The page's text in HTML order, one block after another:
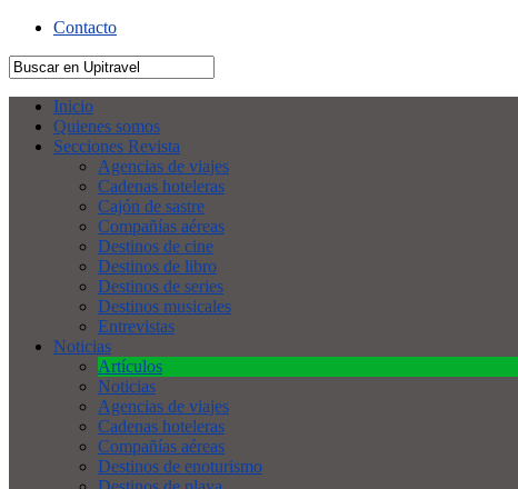
Contacto
Inicio
Quienes somos
Secciones Revista
Agencias de viajes
Cadenas hoteleras
Cajón de sastre
Compañías aéreas
Destinos de cine
Destinos de libro
Destinos de series
Destinos musicales
Entrevistas
Noticias
Artículos
Noticias
Agencias de viajes
Cadenas hoteleras
Compañías aéreas
Destinos de enoturismo